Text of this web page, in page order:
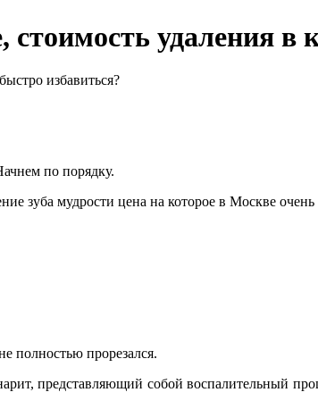
стоимость удаления
избавиться?
по порядку.
зуба мудрости цена на которое в Москве очень
полностью прорезался.
представляющий собой воспалительный